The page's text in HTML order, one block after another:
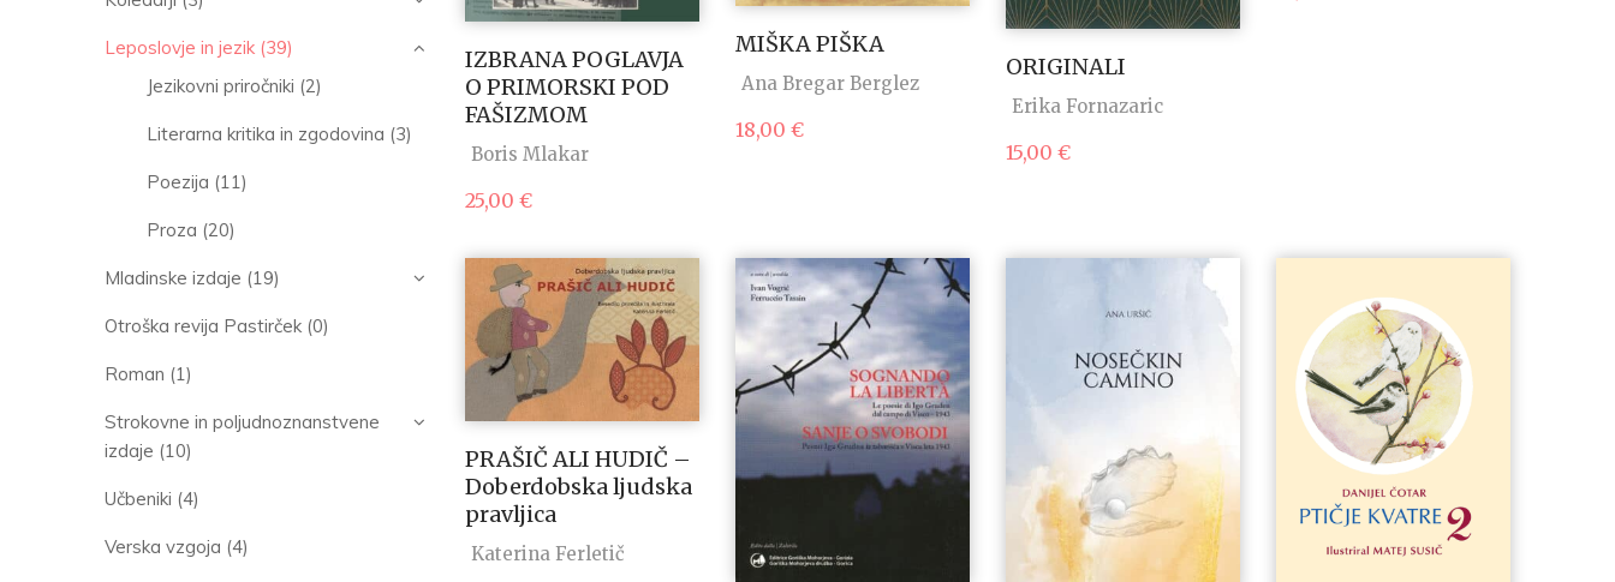
Leposlovje in jezik (39)
Jezikovni priročniki (2)
Literarna kritika in zgodovina (3)
Poezija (11)
Proza (20)
Mladinske izdaje (19)
Otroška revija Pastirček (0)
Roman (1)
Strokovne in poljudnoznanstvene
izdaje (10)
Učbeniki (4)
Verska vzgoja (4)
IZBRANA POGLAVJA
O PRIMORSKI POD
FAŠIZMOM
Boris Mlakar
25,00 €
MIŠKA PIŠKA
Ana Bregar Berglez
18,00 €
ORIGINALI
Erika Fornazaric
15,00 €
PRAŠIČ ALI HUDIČ –
Doberdobska ljudska
pravljica
Katerina Ferletič